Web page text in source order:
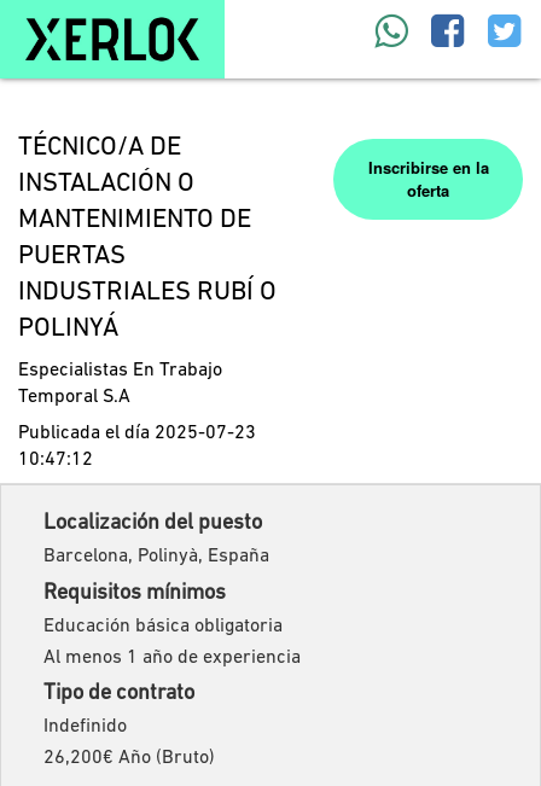
TÉCNICO/A DE
INSTALACIÓN O
MANTENIMIENTO DE
PUERTAS
INDUSTRIALES RUBÍ O
POLINYÁ
Especialistas En Trabajo
Temporal S.A
Publicada el día 2025-07-23
10:47:12
Inscribirse en la
oferta
Localización del puesto
Barcelona, Polinyà, España
Requisitos mínimos
Educación básica obligatoria
Al menos 1 año de experiencia
Tipo de contrato
Indefinido
26,200€ Año (Bruto)